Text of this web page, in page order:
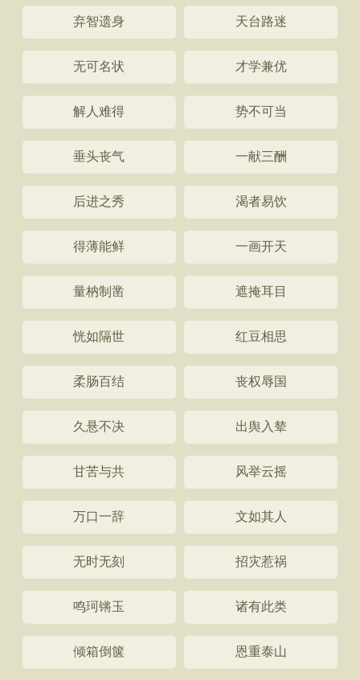
弃智遗身 天台路迷
无可名状 才学兼优
解人难得 势不可当
垂头丧气 一献三酬
后进之秀 渴者易饮
得薄能鲜 一画开天
量枘制凿 遮掩耳目
恍如隔世 红豆相思
柔肠百结 丧权辱国
久悬不决 出舆入辇
甘苦与共 风举云摇
万口一辞 文如其人
无时无刻 招灾惹祸
鸣珂锵玉 诸有此类
倾箱倒箧 恩重泰山